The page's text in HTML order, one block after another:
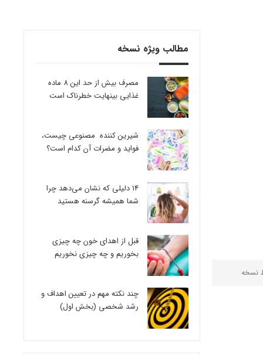
نسخه
مطالب ویژه نسخه
مصرف بیش از حد این 8 ماده
غذایی بینهایت خطرناک است
شیرین کننده مصنوعی چیست،
فواید و مضرات آن کدام است؟
14 دلیلی که نشان می‌دهد چرا
شما همیشه گرسنه هستید
قبل از اهدای خون چه چیزی
بخوریم و چه چیزی نخوریم
چند نکته مهم در تعیین اهداف و
رشد شخصی (بخش اول)